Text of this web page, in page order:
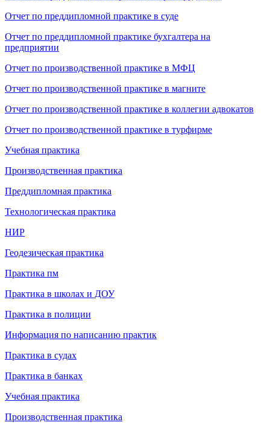
Отчет по преддипломной практике в суде
Отчет по преддипломной практике бухгалтера на
предприятии
Отчет по производственной практике в МФЦ
Отчет по производственной практике в магните
Отчет по производственной практике в коллегии адвокатов
Отчет по производственной практике в турфирме
Учебная практика
Производственная практика
Преддипломная практика
Технологическая практика
НИР
Геодезическая практика
Практика пм
Практика в школах и ДОУ
Практика в полиции
Информация по написанию практик
Практика в судах
Практика в банках
Учебная практика
Производственная практика